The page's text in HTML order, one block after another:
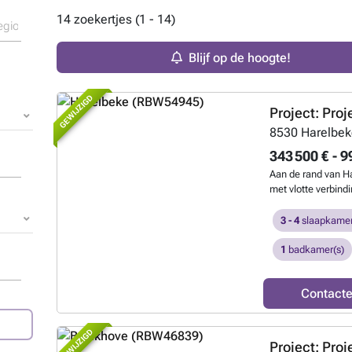
14 zoekertjes (1 - 14)
Blijf op de hoogte!
GEWIJZIGD Project:
8530
343 500 € -
Aan de rand van
met vlotte
verkaveling
ontspannen,
bereikbaarheid
uitvalswegen.
woningen, zowel
volgens de
technieken zoals
en zonnepanelen.
comfortabele en
3 - 4
1 badkamer(s)